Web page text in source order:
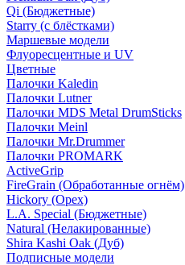
Qi (Бюджетные)
Starry (с блёстками)
Маршевые модели
Флуоресцентные и UV
Цветные
Палочки Kaledin
Палочки Lutner
Палочки MDS Metal DrumSticks
Палочки Meinl
Палочки Mr.Drummer
Палочки PROMARK
ActiveGrip
FireGrain (Обработанные огнём)
Hickory (Орех)
L.A. Special (Бюджетные)
Natural (Нелакированные)
Shira Kashi Oak (Дуб)
Подписные модели